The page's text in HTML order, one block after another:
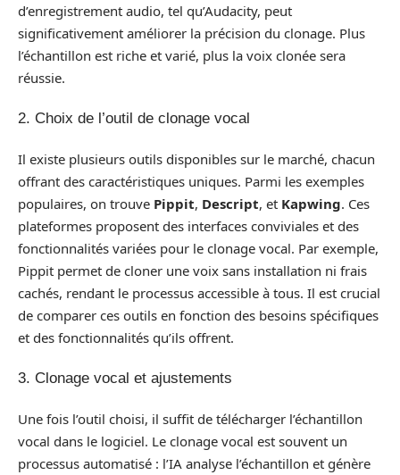
d’enregistrement audio, tel qu’Audacity, peut
significativement améliorer la précision du clonage. Plus
l’échantillon est riche et varié, plus la voix clonée sera
réussie.
2. Choix de l’outil de clonage vocal
Il existe plusieurs outils disponibles sur le marché, chacun
offrant des caractéristiques uniques. Parmi les exemples
populaires, on trouve Pippit, Descript, et Kapwing. Ces
plateformes proposent des interfaces conviviales et des
fonctionnalités variées pour le clonage vocal. Par exemple,
Pippit permet de cloner une voix sans installation ni frais
cachés, rendant le processus accessible à tous. Il est crucial
de comparer ces outils en fonction des besoins spécifiques
et des fonctionnalités qu’ils offrent.
3. Clonage vocal et ajustements
Une fois l’outil choisi, il suffit de télécharger l’échantillon
vocal dans le logiciel. Le clonage vocal est souvent un
processus automatisé : l’IA analyse l’échantillon et génère